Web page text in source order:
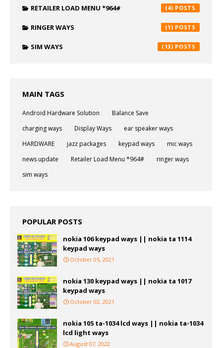
RETAILER LOAD MENU *964# (4)
RINGER WAYS (1)
SIM WAYS (13)
MAIN TAGS
Android Hardware Solution
Balance Save
charging ways
Display Ways
ear speaker ways
HARDWARE
jazz packages keypad ways
mic ways
news update
Retailer Load Menu *964#
ringer ways
sim ways
POPULAR POSTS
nokia 106 keypad ways || nokia ta 1114
keypad ways
October 05, 2021
nokia 130 keypad ways || nokia ta 1017
keypad ways
October 02, 2021
nokia 105 ta-1034 lcd ways || nokia ta-1034
lcd light ways
August 07, 2022